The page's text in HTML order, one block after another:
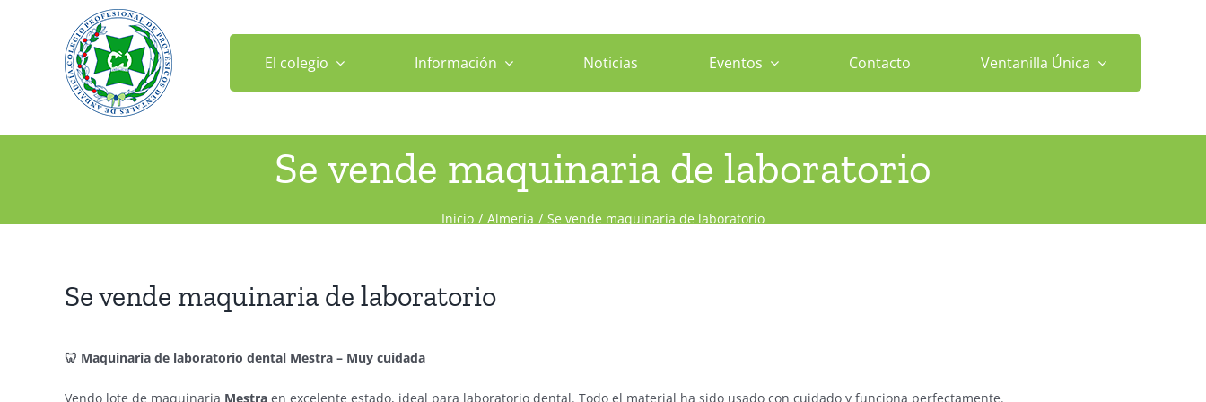
El colegio Información Noticias Eventos Contacto Ventanilla Única
Se vende maquinaria de laboratorio
Inicio Almería Se vende maquinaria de laboratorio
Se vende maquinaria de laboratorio
🦷 Maquinaria de laboratorio dental Mestra – Muy cuidada
Vendo lote de maquinaria Mestra en excelente estado, ideal para laboratorio dental. Todo el material ha sido usado con cuidado y funciona perfectamente.